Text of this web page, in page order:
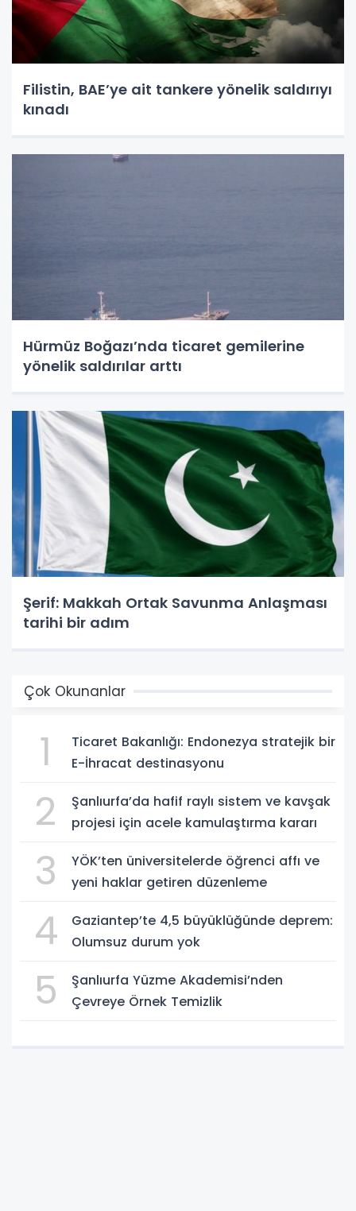
Filistin, BAE’ye ait tankere yönelik saldırıyı
kınadı
Hürmüz Boğazı’nda ticaret gemilerine
yönelik saldırılar arttı
Şerif: Makkah Ortak Savunma Anlaşması
tarihi bir adım
Çok Okunanlar
1
Ticaret Bakanlığı: Endonezya stratejik bir
E-İhracat destinasyonu
2
Şanlıurfa’da hafif raylı sistem ve kavşak
projesi için acele kamulaştırma kararı
3
YÖK’ten üniversitelerde öğrenci affı ve
yeni haklar getiren düzenleme
4
Gaziantep’te 4,5 büyüklüğünde deprem:
Olumsuz durum yok
5
Şanlıurfa Yüzme Akademisi’nden
Çevreye Örnek Temizlik